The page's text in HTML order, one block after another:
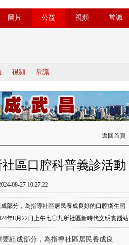
圖片 公益 視頻 常識
視頻 常識
返回首頁
區口腔科普義診活動
08-27 10:27:22
部分，為指導社區居民養成良好的口腔衛生習
年8月22日上午七〇九所社區新時代文明實踐站
組成部分，為指導社區居民養成良